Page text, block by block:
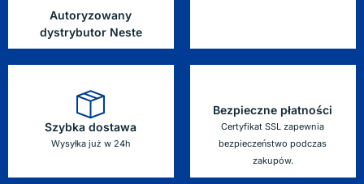
Autoryzowany
dystrybutor Neste
Szybka dostawa
Wysyłka już w 24h
Bezpieczne płatności
Certyfikat SSL zapewnia
bezpieczeństwo podczas
zakupów.